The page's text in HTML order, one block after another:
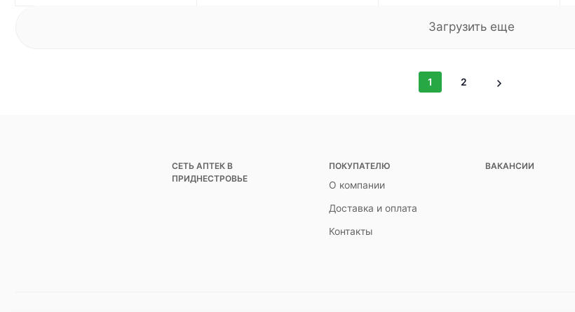
Загрузить еще
1 2
СЕТЬ АПТЕК В
ПРИДНЕСТРОВЬЕ
ПОКУПАТЕЛЮ
О компании
Доставка и оплата
Контакты
ВАКАНСИИ